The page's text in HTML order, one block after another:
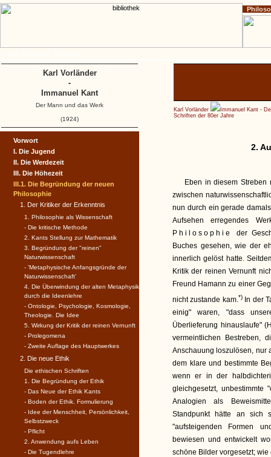
Karl Vorländer
Immanuel Kant -
Schriften der 80er Jahre
2.
Eben in diesem Streben
zwischen
nun durch ein gerade
Aufsehen erregendes
Philosophie
der
Buches gesehen, wie der
innerlich gelöst hatte.
Kritik der reinen Vernunft
Freund Hamann zu einer
nicht zustande kam.*)In der
einig" waren, "dass
Überlieferung hinauslaufe"
vermeintlichen Bestreben,
Anschauung loszulösen, nur
dem klare und bestimmte
wenn er in der
gleichgesetzt, unbestimmte
Analogien als
Standpunkt hätte an sich
"aufsteigenden Formen
bewiesen und entwickelt
schöne Bilder vorgesetzt;
Vorwort
I. Die Jugend
II. Die Werdezeit
III. Die Höhezeit
III.1. Die Begründung der neuen
Philosophie
1. Der Kritiker der Erkenntnis
1. Philosophie als Wissenschaft
- Die kritische Methode
2. Kants Stellung zur Mathematik
3. Begründung der "reinen"
Naturwissenschaft
- 'Metaphysische Anfangsgründe der
Naturwissenschaft'
4. Die Überwindung der alten Metaphysik
durch die Ideenlehre
- Ontologie, Psychologie, Kosmologie,
Theologie. Die Idee
5. Wirkung der Kritik der reinen Vernunft
- Prolegomena
- Zweite Auflage des Hauptwerkes
2. Die neue Ethik
Die ethischen Schriften
1. Die Begründung der Ethik
- Das Neue der Ethik Kants
- Boden der Ethik. Formulierung
- Idee der Menschheit, Persönlichkeit,
Selbstzweck
- Pflicht
2. Anwendung aufs Leben
- Die Tugendlehre
Karl Vorländer
-
Immanuel Kant
Der Mann und das Werk
(1924)